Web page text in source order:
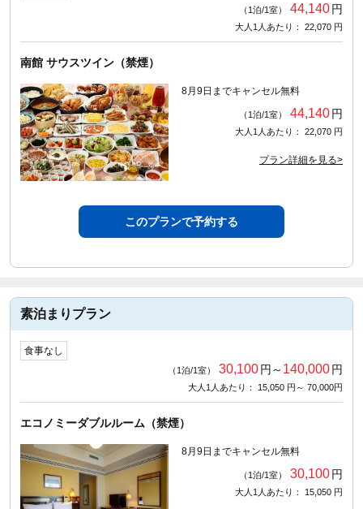
（1泊/1室） 44,140円
大人1人あたり： 22,070 円
南館 サウスツイン（禁煙）
8月9日までキャンセル無料
（1泊/1室） 44,140円
大人1人あたり： 22,070 円
プラン詳細を見る>
このプランで予約する
素泊まりプラン
食事なし
（1泊/1室） 30,100円～ 140,000円
大人1人あたり： 15,050 円～ 70,000円
エコノミーダブルルーム（禁煙）
8月9日までキャンセル無料
（1泊/1室） 30,100円
大人1人あたり： 15,050 円